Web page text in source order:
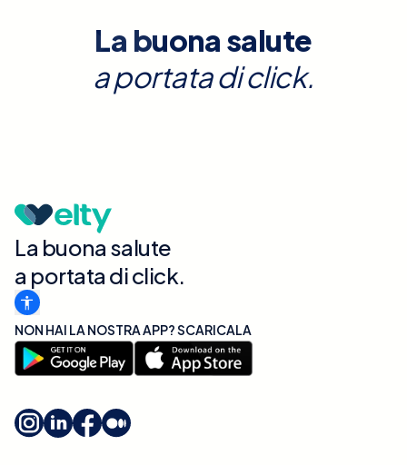
La buona salute
a portata di click.
La buona salute
a portata di click.
NON HAI LA NOSTRA APP? SCARICALA